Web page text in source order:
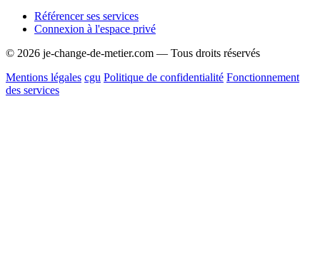
Référencer ses services
Connexion à l'espace privé
© 2026 je-change-de-metier.com — Tous droits réservés
Mentions légales cgu Politique de confidentialité Fonctionnement
des services